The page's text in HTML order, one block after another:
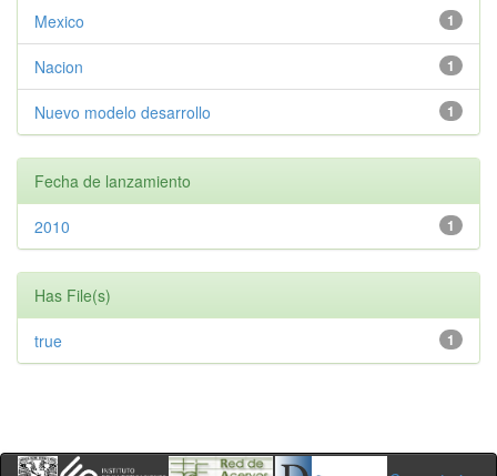
1
Mexico
1
Nacion
1
Nuevo modelo desarrollo
Fecha de lanzamiento
1
2010
Has File(s)
1
true